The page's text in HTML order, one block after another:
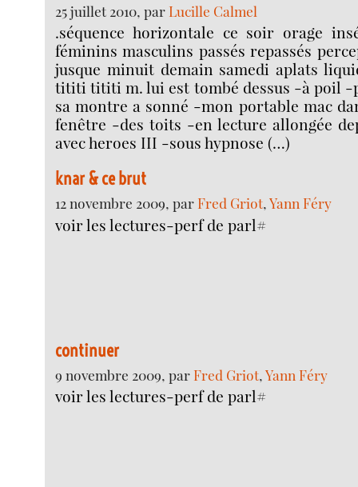
25 juillet 2010, parLucille Calmel
.séquence horizontale ce soir orage
féminins masculins passés repassés
jusque minuit demain samedi aplats
tititi tititi m. lui est tombé dessus -à poil
sa montre a sonné -mon portable mac
fenêtre -des toits -en lecture allongée
avec heroes III -sous hypnose (…)
knar & ce brut
12 novembre 2009, parFred Griot,Yann Féry
voir les lectures-perf de parl#
continuer
9 novembre 2009, parFred Griot ,Yann Féry
voir les lectures-perf de parl#